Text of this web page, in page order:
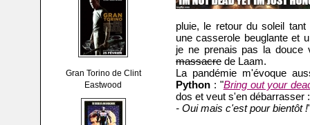
Gran Torino de Clint
Eastwood
pluie, le retour du soleil
une casserole beuglante et
je ne prenais pas la
massacre de Laam.
La pandémie m'évoque
Python : "Bring out your
dos et veut s'en débarrasser
- Oui mais c'est pour bientôt !